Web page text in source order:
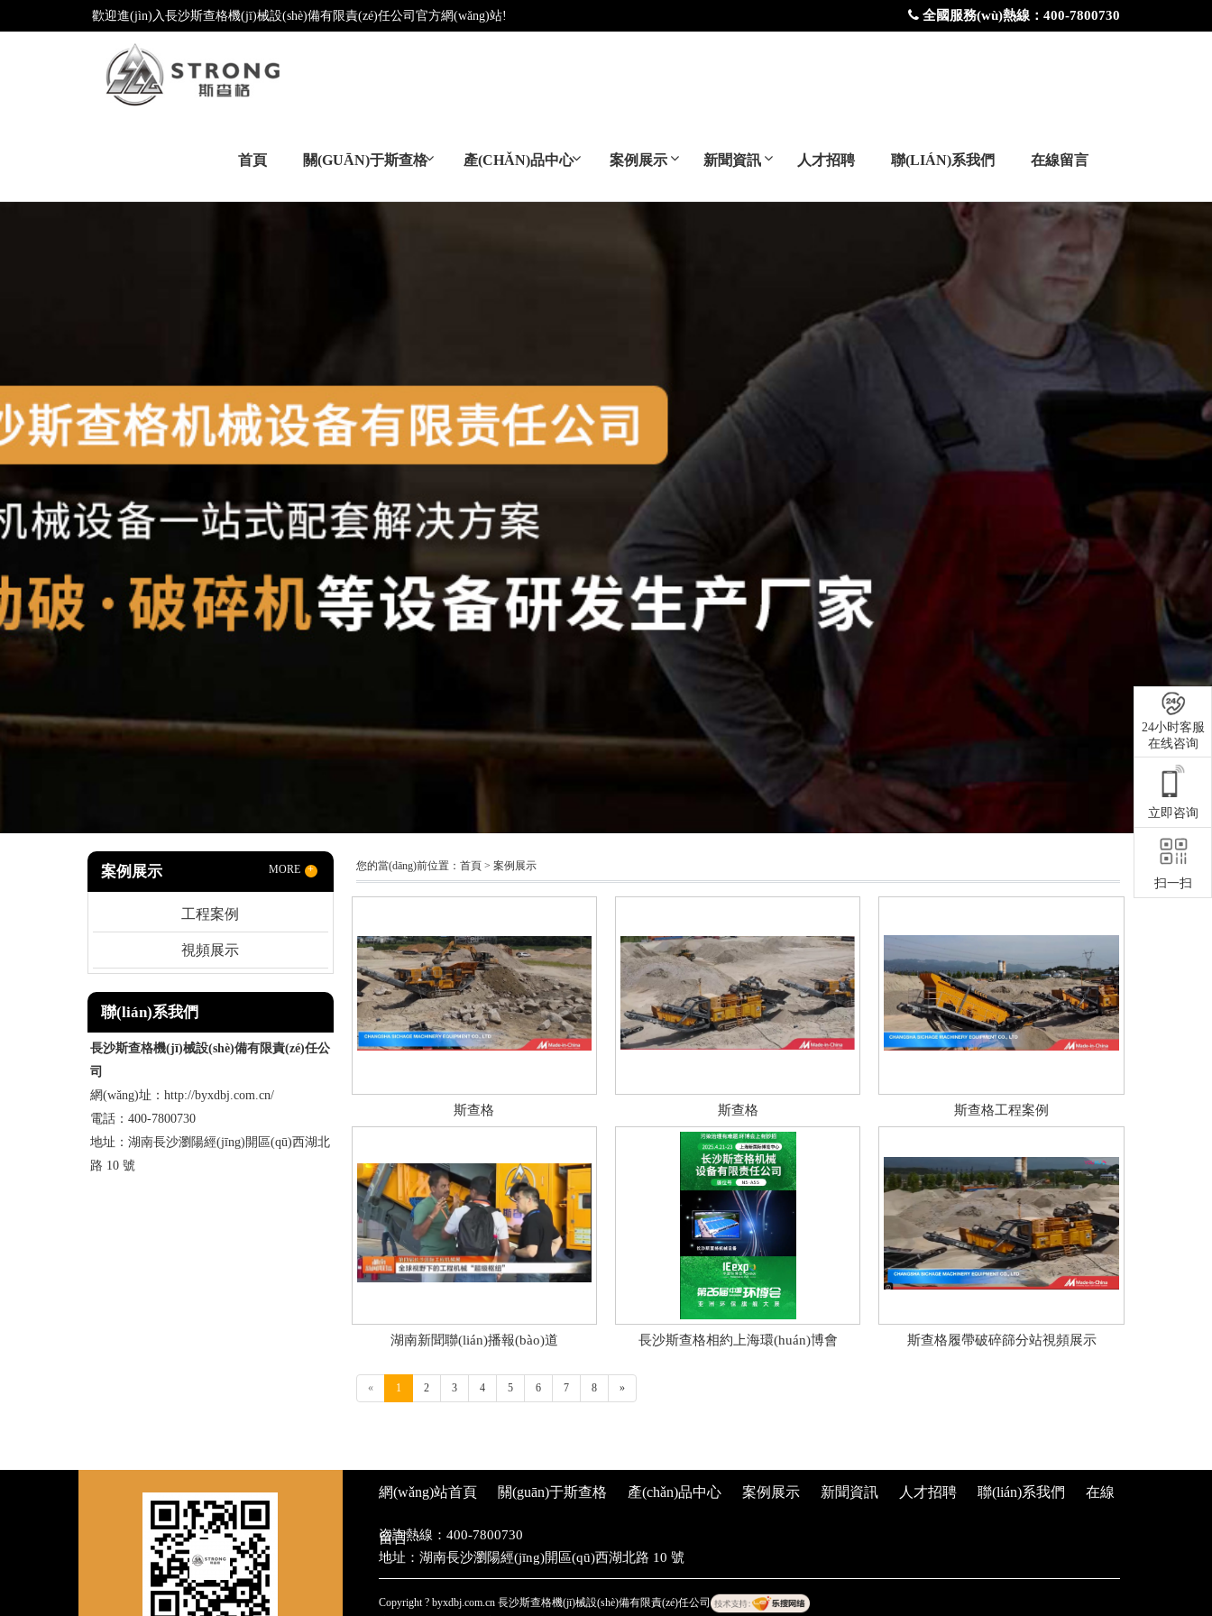
歡迎進(jìn)入長沙斯查格機(jī)械設(shè)備有限責(zé)任公司官方網(wǎng)站! 全國服務(wù)熱線：400-7800730
首頁 關(GUĀN)于斯查格 產(CHǍN)品中心 案例展示 新聞資訊 人才招聘 聯(LIÁN)系我們 在線留言
案例展示 MORE +
工程案例
視頻展示
聯(lián)系我們
長沙斯查格機(jī)械設(shè)備有限責(zé)任公
司
網(wǎng)址：http://byxdbj.com.cn/
電話：400-7800730
地址：湖南長沙瀏陽經(jīng)開區(qū)西湖北
路 10 號
您的當(dāng)前位置： 首頁> 案例展示
斯查格 斯查格 斯查格工程案例
湖南新聞聯(lián)播報(bào)道 長沙斯查格相約上海環(huán)博會 斯查格履帶破碎篩分站視頻展示
« 1 2 3 4 5 6 7 8 »
網(wǎng)站首頁 關(guān)于斯查格 產(chǎn)品中心 案例展示 新聞資訊 人才招聘 聯(lián)系我們 在線
留言
咨詢熱線：400-7800730
地址：湖南長沙瀏陽經(jīng)開區(qū)西湖北路 10 號
Copyright ? byxdbj.com.cn 長沙斯查格機(jī)械設(shè)備有限責(zé)任公司
24小时客服
在线咨询
立即咨询
扫一扫